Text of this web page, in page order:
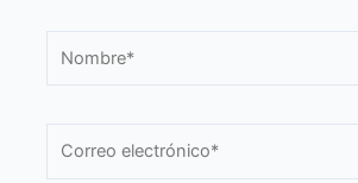
electrónico*